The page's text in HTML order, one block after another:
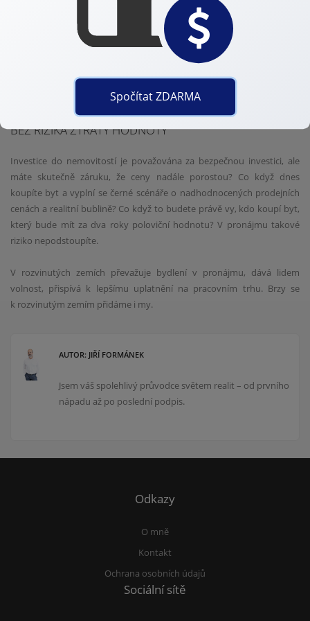
Bydlení v pronájmu je výrazně levnější než bydlení ve vlastní
nemovitosti. Ačkoliv se může v některých regionech zdát, že se výše
splátky hypotéky vyrovná s cenou pronájmu, je třeba započítat další
náklady. Náklady na pojištění, fondy oprav, ale především nutné
investice spojené s údržbou bytu nebo domu. Ty v průběhu let
BEZ RIZIKA ZTRÁTY HODNOTY
Investice do nemovitostí je považována za bezpečnou investici, ale
máte skutečně záruku, že ceny nadále porostou? Co když dnes
koupíte byt a vyplní se černé scénáře o nadhodnocených prodejních
cenách a realitní bublině? Co když to budete právě vy, kdo koupí byt,
který bude mít za dva roky poloviční hodnotu? V pronájmu takové
riziko nepodstoupíte.
V rozvinutých zemích převažuje bydlení v pronájmu, dává lidem
volnost, přispívá k lepšímu uplatnění na pracovním trhu. Brzy se
k rozvinutým zemím přidáme i my.
AUTOR: JIŘÍ FORMÁNEK
Jsem váš spolehlivý průvodce světem realit – od prvního
nápadu až po poslední podpis.
Odkazy
O mně
Kontakt
Ochrana osobních údajů
Sociální sítě
Spočítat ZDARMA